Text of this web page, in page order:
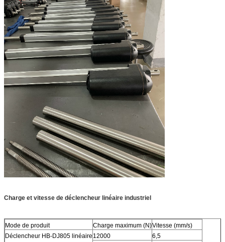
Charge et vitesse de déclencheur linéaire industriel
Mode de produit Charge maximum (N)Vitesse (mm/s)
Déclencheur HB-DJ805 linéaire 12000
6,5